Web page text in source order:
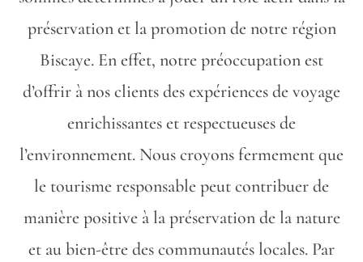
préservation et la promotion de notre région
Biscaye. En effet, notre préoccupation est
d’offrir à nos clients des expériences de voyage
enrichissantes et respectueuses de
l’environnement. Nous croyons fermement que
le tourisme responsable peut contribuer de
manière positive à la préservation de la nature
et au bien-être des communautés locales. Par